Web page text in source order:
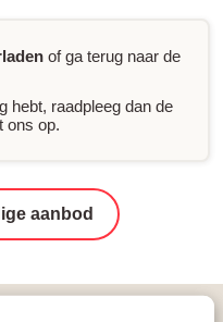
of ga terug naar de
hebt, raadpleeg dan de
ons op.
aanbod